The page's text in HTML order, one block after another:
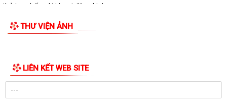
thủ tục chấm dứt hoạt động kinh...
THƯ VIỆN ẢNH